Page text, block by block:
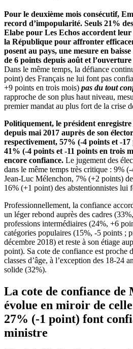
Pour le deuxième mois consécutif,
record d’impopularité. Seuls 21%
Elabe pour Les Echos accordent
la République pour affronter
posent au pays, une mesure en
de 6 points depuis août et
Dans le même temps, la défiance
point) des Français ne lui font pas
+9 points en trois mois) pas du tout
rapproche de son plus haut niveau,
premier mandat au plus fort de la crise
Politiquement, le président enregistre
depuis mai 2017 auprès de son
respectivement, 57% (-4 points et -
41% (-4 points et -11 points en trois
encore confiance. Le jugement des
dans le même temps très critique : 9%
Jean-Luc Mélenchon, 7% (+2 points)
16% (+1 point) des abstentionnistes lui
Professionnellement, la confiance
un léger rebond auprès des cadres
professions intermédiaires (24%, +6
catégories populaires (15%, -5 points ;
décembre 2018) et reste à son étiage
point). Sa cote de confiance est proche
classes d’âge, à l’exception des 18-24
solide (32%).
La cote de confiance
évolue en miroir de
27% (-1 point) font
ministre